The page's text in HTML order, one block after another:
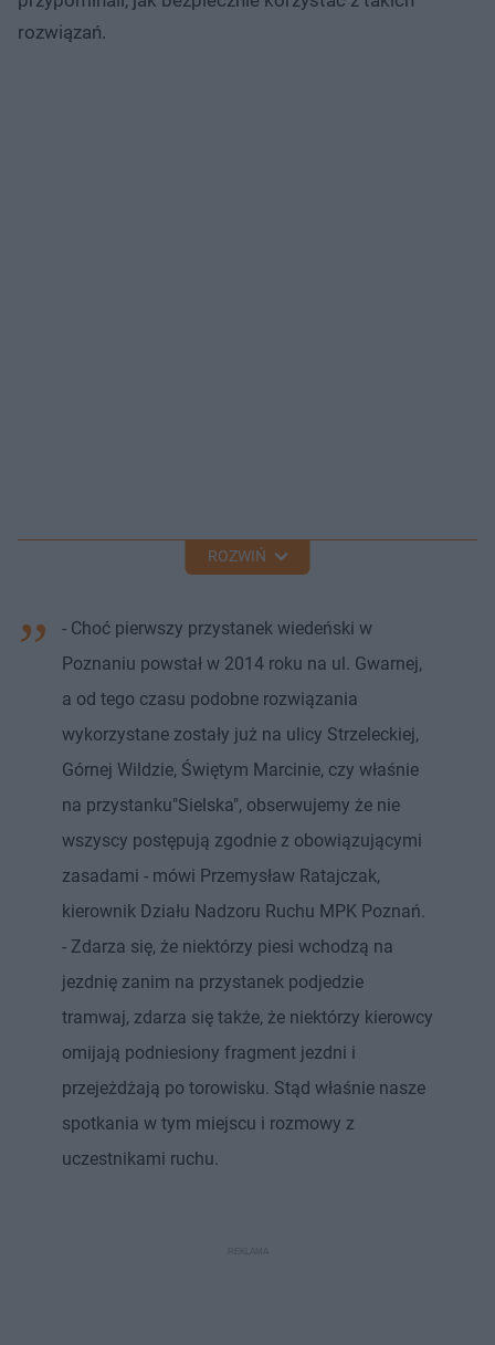
rozwiązań.
ROZWIŃ
- Choć pierwszy przystanek wiedeński w
Poznaniu powstał w 2014 roku na ul. Gwarnej,
a od tego czasu podobne rozwiązania
wykorzystane zostały już na ulicy Strzeleckiej,
Górnej Wildzie, Świętym Marcinie, czy właśnie
na przystanku"Sielska", obserwujemy że nie
wszyscy postępują zgodnie z obowiązującymi
zasadami - mówi Przemysław Ratajczak,
kierownik Działu Nadzoru Ruchu MPK Poznań.
- Zdarza się, że niektórzy piesi wchodzą na
jezdnię zanim na przystanek podjedzie
tramwaj, zdarza się także, że niektórzy kierowcy
omijają podniesiony fragment jezdni i
przejeżdżają po torowisku. Stąd właśnie nasze
spotkania w tym miejscu i rozmowy z
uczestnikami ruchu.